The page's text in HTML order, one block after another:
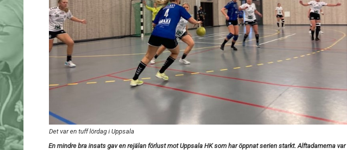
Det var en tuff lördag i Uppsala
En mindre bra insats gav en rejälan förlust mot Uppsala HK som har öppnat serien starkt. Alftadamerna var